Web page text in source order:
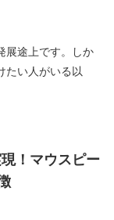
展途上です。しか
たい人がいる以
！マウスピー